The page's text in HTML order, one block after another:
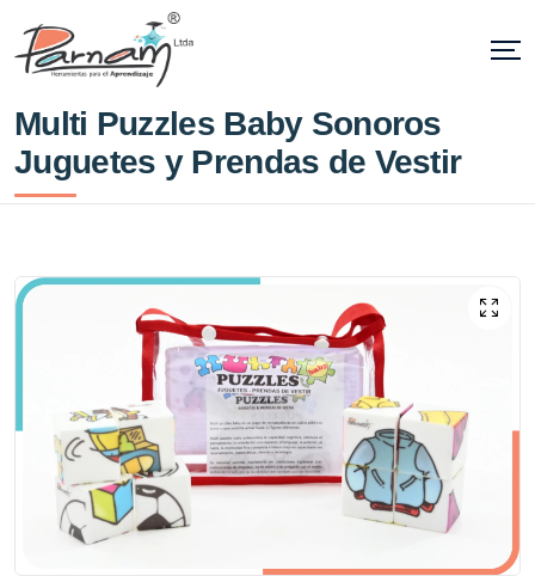
Multi Puzzles Baby Sonoros
Juguetes y Prendas de Vestir